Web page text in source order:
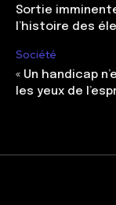
Sortie
l’histoire des
Société
« Un handicap
les yeux de